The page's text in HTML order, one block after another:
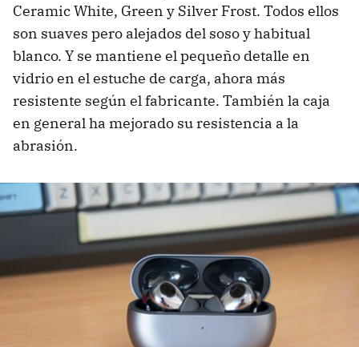
Ceramic White, Green y Silver Frost. Todos ellos
son suaves pero alejados del soso y habitual
blanco. Y se mantiene el pequeño detalle en
vidrio en el estuche de carga, ahora más
resistente según el fabricante. También la caja
en general ha mejorado su resistencia a la
abrasión.